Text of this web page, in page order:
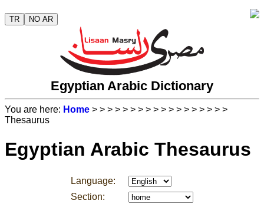
TR NO AR
Egyptian Arabic Dictionary
You are here: Home > > > > > > > > > > > > > > > > > >
Thesaurus
Egyptian Arabic Thesaurus
Language:
Section: